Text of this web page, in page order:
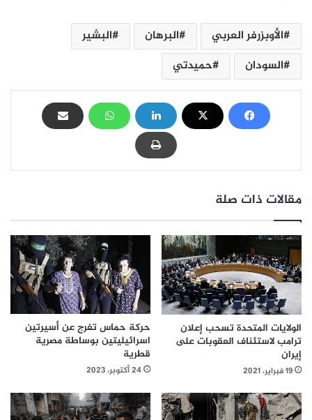
الأوبزرفر العربي البرهان
البشير
السودان
حميدتي
مقالات ذات صلة
الولايات المتحدة تسحب إعلان
ترامب لاستئناف العقوبات على
إيران
19 فبراير، 2021
حركة حماس تفرج عن أسيرتين
اسرائيليتين بوساطة مصرية
قطرية
24 أكتوبر، 2023